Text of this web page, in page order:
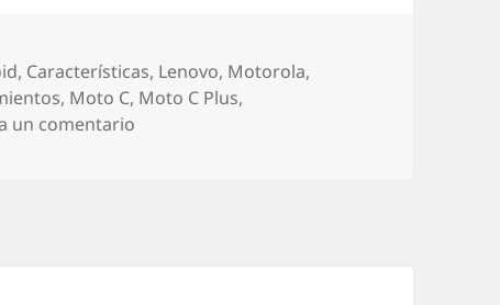
, Características, Lenovo, Motorola,
, Moto C, Moto C Plus,
un comentario